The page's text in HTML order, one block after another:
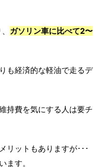
ガソリン車に比べて2〜
も経済的な軽油で走るデ
持費を気にする人は要チ
リットもありますが･･･
ます。